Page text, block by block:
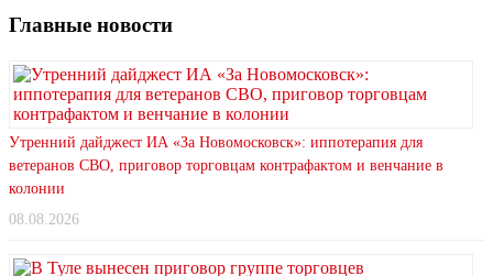
Главные новости
Утренний дайджест ИА «За Новомосковск»: иппотерапия для
ветеранов СВО, приговор торговцам контрафактом и венчание в
колонии
08.08.2026